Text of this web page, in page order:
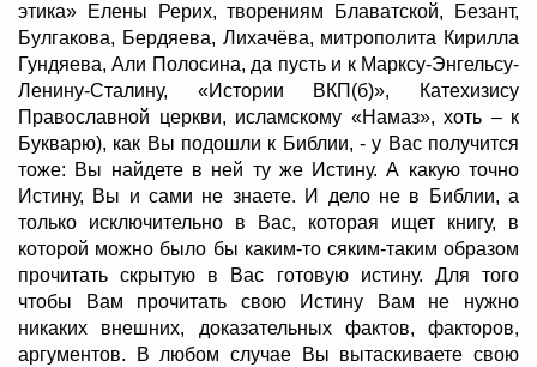
этика» Елены Рерих, творениям Блаватской, Безант,
Булгакова, Бердяева, Лихачёва, митрополита Кирилла
Гундяева, Али Полосина, да пусть и к Марксу-Энгельсу-
Ленину-Сталину, «Истории ВКП(б)», Катехизису
Православной церкви, исламскому «Намаз», хоть – к
Букварю), как Вы подошли к Библии, - у Вас получится
тоже: Вы найдете в ней ту же Истину. А какую точно
Истину, Вы и сами не знаете. И дело не в Библии, а
только исключительно в Вас, которая ищет книгу, в
которой можно было бы каким-то сяким-таким образом
прочитать скрытую в Вас готовую истину. Для того
чтобы Вам прочитать свою Истину Вам не нужно
никаких внешних, доказательных фактов, факторов,
аргументов. В любом случае Вы вытаскиваете свою